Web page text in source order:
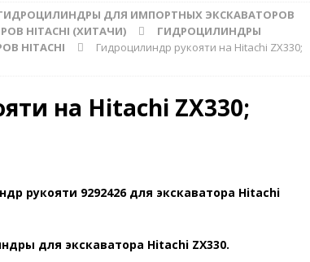
ДЛЯ ИМПОРТНЫХ ЭКСКАВАТОРОВ
HITACHI (ХИТАЧИ)
ГИДРОЦИЛИНДРЫ
HITACHI
Гидроцилиндр рукояти на Hitachi ZX330;
на Hitachi ZX330;
рукояти 9292426 для экскаватора Hitachi
для экскаватора Hitachi ZX330.